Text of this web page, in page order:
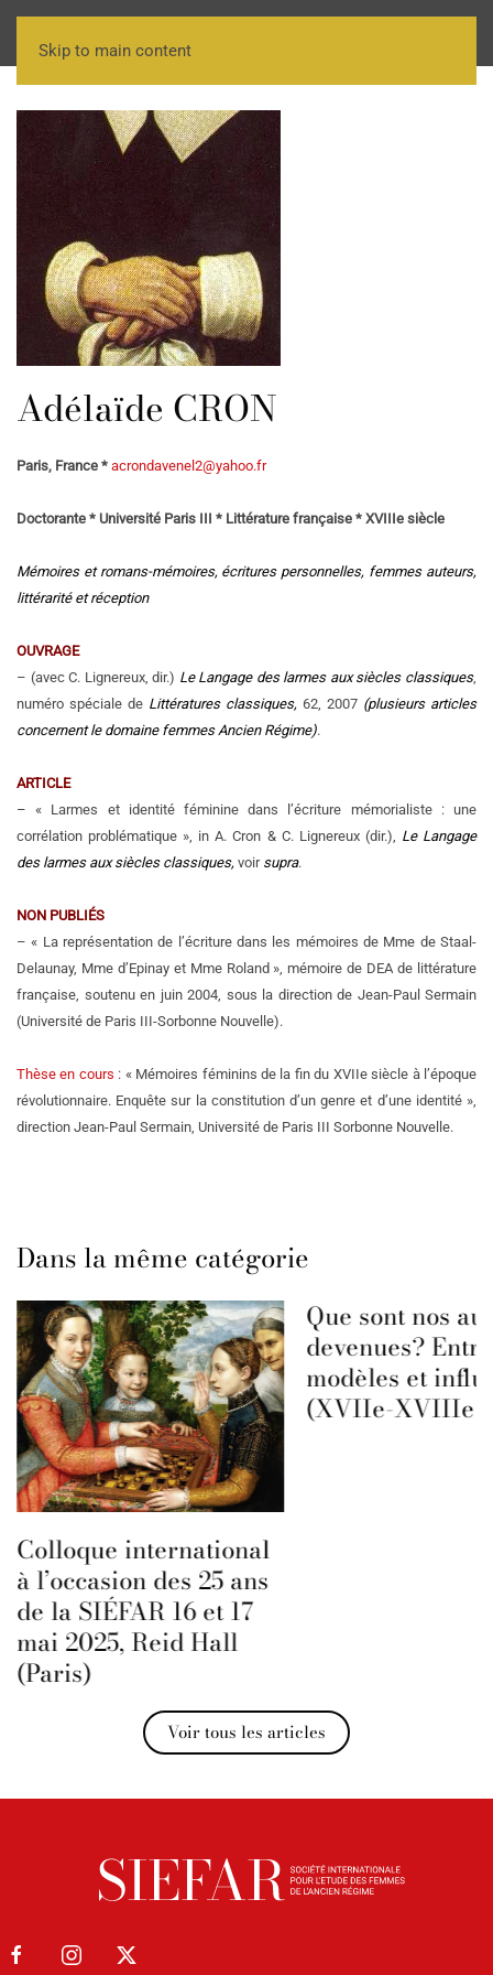
Skip to main content
Adélaïde CRON
Paris, France * acrondavenel2@yahoo.fr
Doctorante * Université Paris III * Littérature française * XVIIIe siècle
Mémoires et romans-mémoires, écritures personnelles, femmes auteurs,
littérarité et réception
OUVRAGE
– (avec C. Lignereux, dir.) Le Langage des larmes aux siècles classiques,
numéro spéciale de Littératures classiques, 62, 2007 (plusieurs articles
concernent le domaine femmes Ancien Régime).
ARTICLE
– « Larmes et identité féminine dans l’écriture mémorialiste : une
corrélation problématique », in A. Cron & C. Lignereux (dir.), Le Langage
des larmes aux siècles classiques, voir supra.
NON PUBLIÉS
– « La représentation de l’écriture dans les mémoires de Mme de Staal-
Delaunay, Mme d’Epinay et Mme Roland », mémoire de DEA de littérature
française, soutenu en juin 2004, sous la direction de Jean-Paul Sermain
(Université de Paris III-Sorbonne Nouvelle).
Thèse en cours : « Mémoires féminins de la fin du XVIIe siècle à l’époque
révolutionnaire. Enquête sur la constitution d’un genre et d’une identité »,
direction Jean-Paul Sermain, Université de Paris III Sorbonne Nouvelle.
Dans la même catégorie
Colloque international
à l’occasion des 25 ans
de la SIÉFAR 16 et 17
mai 2025, Reid Hall
(Paris)
Que sont nos
devenues? Entre
modèles et
(XVIIe-XVIIIe
Voir tous les articles